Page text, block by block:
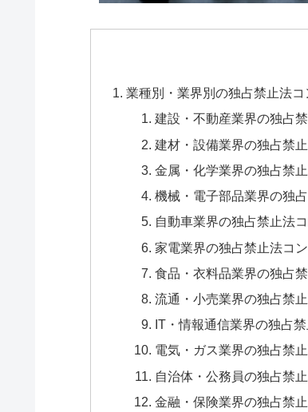
業種別・業界別の独占禁止法
建設・不動産業界の独占
建材・設備業界の独占禁
金属・化学業界の独占禁
機械・電子部品業界の独
自動車業界の独占禁止法
家電業界の独占禁止法コ
食品・衣料品業界の独占
流通・小売業界の独占禁
IT・情報通信業界の独占
電気・ガス業界の独占禁
自治体・公務員の独占禁
金融・保険業界の独占禁